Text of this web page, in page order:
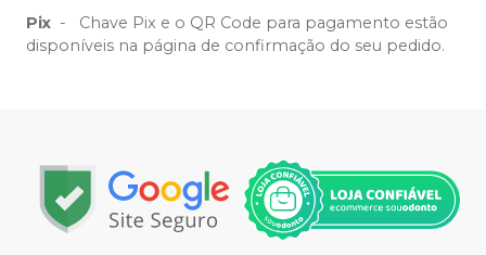
Pix -
Chave Pix e o QR Code para pagamento estão
disponíveis na página de confirmação do seu pedido.